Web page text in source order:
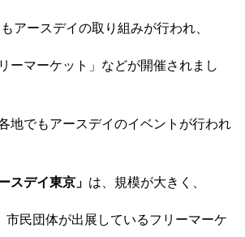
アースデイの取り組みが行われ、
ーマーケット」などが開催されまし
地でもアースデイのイベントが行われ
スデイ東京」 は、規模が大きく、
市民団体が出展しているフリーマーケ